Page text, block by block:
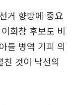
거 향방에 중요
회창 후보도 비
들 병역 기피 의
친 것이 낙선의